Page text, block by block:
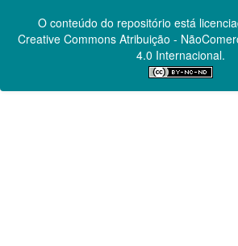
O conteúdo do repositório está
Creative CommonsAtribuição -
4.0 Internacional.